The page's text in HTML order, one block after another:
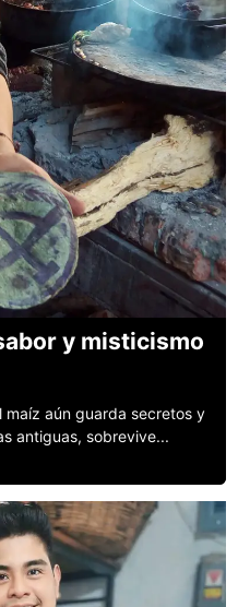
y misticismo
maíz aún guarda secretos y
antiguas, sobrevive...